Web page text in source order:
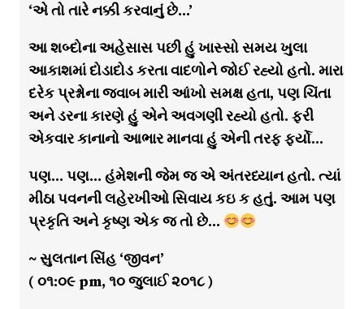
‘એ તો તારે નક્કી કરવાનું છે…’
આ શબ્દોના અહેસાસ પછી હું ખાસ્સો સમય ખુલા
આકાશમાં દોડાદોડ કરતા વાદળોને જોઈ રહ્યો હતો. મારા
દરેક પ્રશ્નોના જવાબ મારી આંખો સમક્ષ હતા, પણ ચિંતા
અને ડરના કારણે હું એને અવગણી રહ્યો હતો. ફરી
એકવાર કાનાનો આભાર માનવા હું એની તરફ ફર્યો…
પણ… પણ… હંમેશની જેમ જ એ અંતરધ્યાન હતો. ત્યાં
મીઠા પવનની લહેરખીઓ સિવાય કઇ ક હતું. આમ પણ
પ્રકૃતિ અને કૃષ્ણ એક જ તો છે…
~ સુલતાન સિંહ ‘જીવન’
( ૦૧:૦૯ pm, ૧૦ જુલાઈ ૨૦૧૮ )